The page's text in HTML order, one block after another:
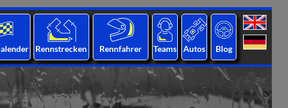
Rennstrecken Rennfahrer Teams Autos Blog